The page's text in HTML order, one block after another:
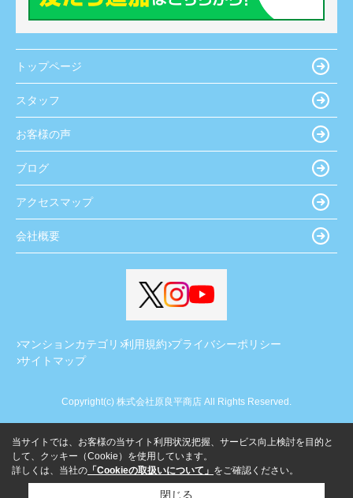
トップページ
スタッフ
お客様の声
ブログ
アクセスマップ
会社概要
マンションカテゴリ 利用規約 プライバシーポリシー
サイトマップ
Copyright(c) 株式会社原良平商店 All Rights Reserved.
当サイトでは、お客様の当サイト利用状況把握、サービス向上検討を目的と
して、クッキー（Cookie）を使用しています。
詳しくは、当社の 「Cookieの取扱いについて」 をご確認ください。
閉じる